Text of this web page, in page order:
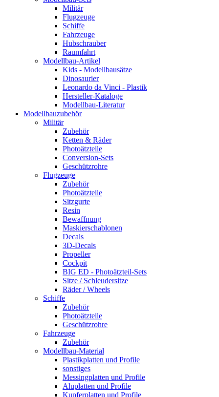
Militär
Flugzeuge
Schiffe
Fahrzeuge
Hubschrauber
Raumfahrt
Modellbau-Artikel
Kids - Modellbausätze
Dinosaurier
Leonardo da Vinci - Plastik
Hersteller-Kataloge
Modellbau-Literatur
Modellbauzubehör
Militär
Zubehör
Ketten & Räder
Photoätzteile
Conversion-Sets
Geschützrohre
Flugzeuge
Zubehör
Photoätzteile
Sitzgurte
Resin
Bewaffnung
Maskierschablonen
Decals
3D-Decals
Propeller
Cockpit
BIG ED - Photoätzteil-Sets
Sitze / Schleudersitze
Räder / Wheels
Schiffe
Zubehör
Photoätzteile
Geschützrohre
Fahrzeuge
Zubehör
Modellbau-Material
Plastikplatten und Profile
sonstiges
Messingplatten und Profile
Aluplatten und Profile
Kupferplatten und Profile